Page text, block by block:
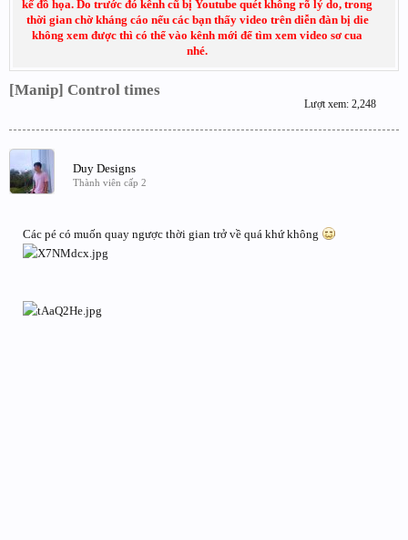
kế đồ họa. Do trước đó kênh cũ bị Youtube quét không rõ lý do, trong
thời gian chờ kháng cáo nếu các bạn thấy video trên diễn đàn bị die
không xem được thì có thể vào kênh mới để tìm xem video sơ cua
nhé.
[Manip] Control times
Lượt xem: 2,248
Duy Designs
Thành viên cấp 2
Các pé có muốn quay ngược thời gian trở về quá khứ không